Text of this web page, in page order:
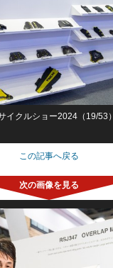
クルショー2024（19/53）
この記事へ戻る